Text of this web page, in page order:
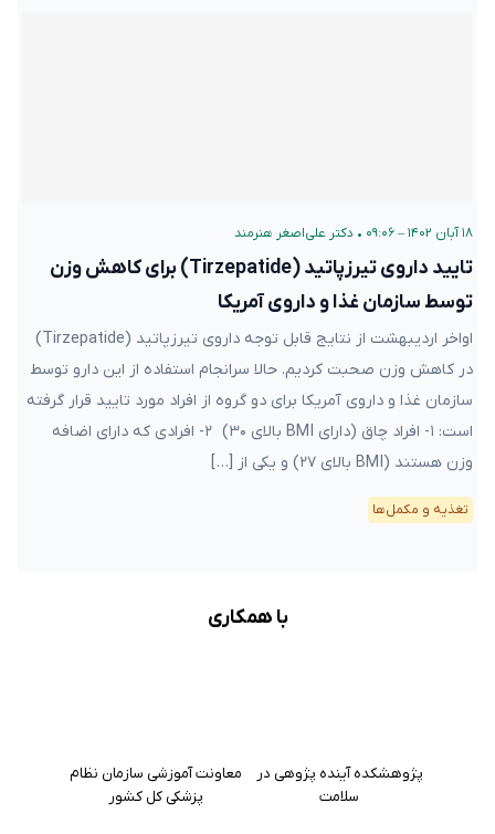
۱۸ آبان ۱۴۰۲ – ۰۹:۰۶ • دکتر علی‌اصغر هنرمند
تایید داروی تیرزپاتید (Tirzepatide) برای کاهش وزن
توسط سازمان غذا و داروی آمریکا
اواخر اردیبهشت از نتایج قابل توجه داروی تیرزپاتید (Tirzepatide)
در کاهش وزن صحبت کردیم. حالا سرانجام استفاده از این دارو توسط
سازمان غذا و داروی آمریکا برای دو گروه از افراد مورد تایید قرار گرفته
است: ۱- افراد چاق (دارای BMI بالای ۳۰) ۲- افرادی که دارای اضافه
وزن هستند (BMI بالای ۲۷) و یکی از […]
تغذیه و مکمل‌ها
با همکاری
پژوهشکده آینده پژوهی در
سلامت
معاونت آموزشی سازمان نظام
پزشکی کل کشور